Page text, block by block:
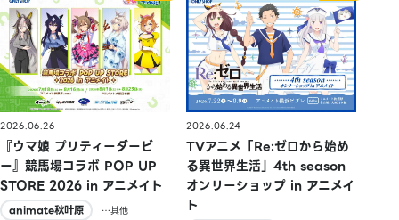
2026.06.26
『ウマ娘 プリティーダービ
ー』競馬場コラボ POP UP
STORE 2026 in アニメイト
animate秋叶原
…其他
2026.06.24
TVアニメ「Re:ゼロから始め
る異世界生活」4th season
オンリーショップ in アニメイ
ト